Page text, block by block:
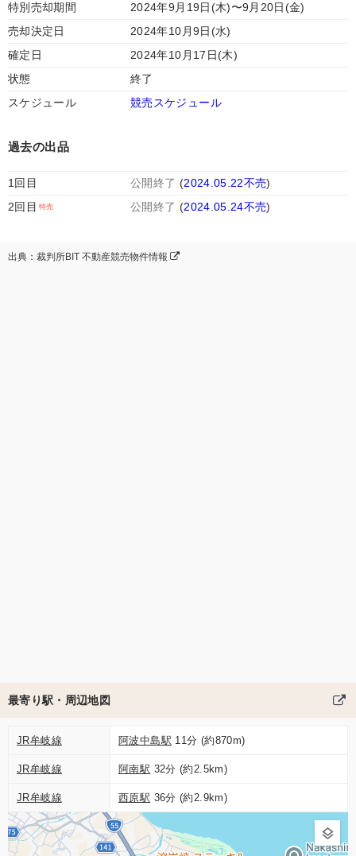
特別売却期間
2024年9月19日(木)〜9月20日(金)
売却決定日
2024年10月9日(水)
確定日
2024年10月17日(木)
状態
終了
スケジュール
競売スケジュール
過去の出品
1回目 公開終了 (2024.05.22不売)
2回目
公開終了 (2024.05.24不売)
出典：裁判所BIT 不動産競売物件情報
最寄り駅・周辺地図
JR牟岐線 阿波中島駅 11分 (約870m)
JR牟岐線 阿南駅 32分 (約2.5km)
JR牟岐線 西原駅 36分 (約2.9km)